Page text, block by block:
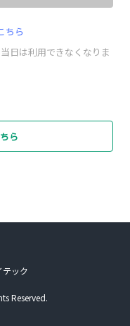
ちら
日は利用できなくなりま
ら
テック
Reserved.